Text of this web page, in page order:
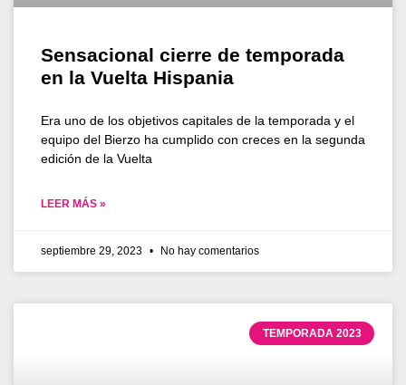
Sensacional cierre de temporada
en la Vuelta Hispania
Era uno de los objetivos capitales de la temporada y el
equipo del Bierzo ha cumplido con creces en la segunda
edición de la Vuelta
LEER MÁS »
septiembre 29, 2023 No hay comentarios
TEMPORADA 2023